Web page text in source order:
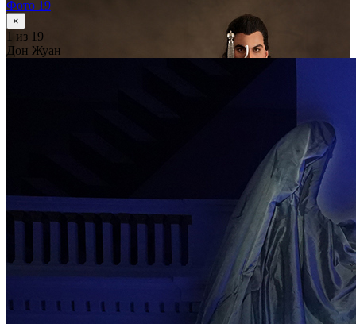
Фото 19
×
1 из 19
Дон Жуан